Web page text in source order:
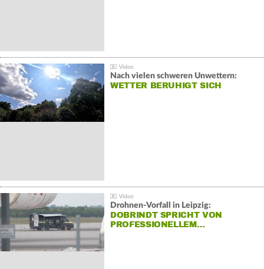
Nach vielen schweren Unwettern:
WETTER BERUHIGT SICH
Drohnen-Vorfall in Leipzig:
DOBRINDT SPRICHT VON
PROFESSIONELLEM…